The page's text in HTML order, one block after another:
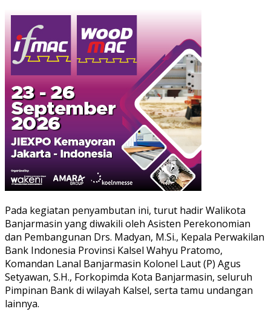
Pada kegiatan penyambutan ini, turut hadir Walikota
Banjarmasin yang diwakili oleh Asisten Perekonomian
dan Pembangunan Drs. Madyan, M.Si., Kepala Perwakilan
Bank Indonesia Provinsi Kalsel Wahyu Pratomo,
Komandan Lanal Banjarmasin Kolonel Laut (P) Agus
Setyawan, S.H., Forkopimda Kota Banjarmasin, seluruh
Pimpinan Bank di wilayah Kalsel, serta tamu undangan
lainnya.